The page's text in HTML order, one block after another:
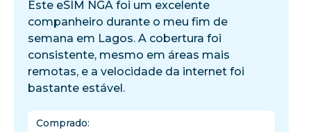
Este eSIM NGA foi um excelente
companheiro durante o meu fim de
semana em Lagos. A cobertura foi
consistente, mesmo em áreas mais
remotas, e a velocidade da internet foi
bastante estável.
Comprado: